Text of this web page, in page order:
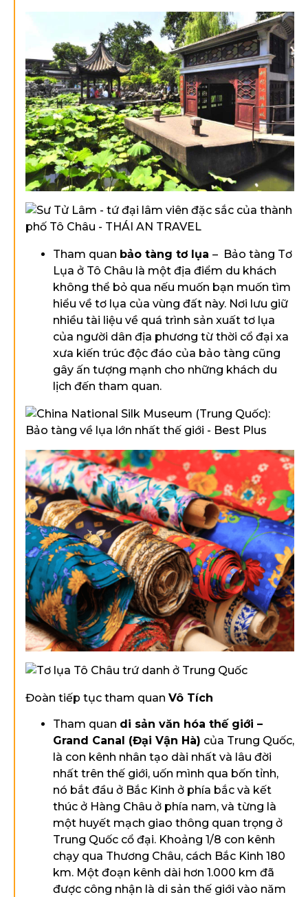
Tham quan bảo tàng tơ lụa – Bảo tàng Tơ
Lụa ở Tô Châu là một địa điểm du khách
không thể bỏ qua nếu muốn bạn muốn tìm
hiểu về tơ lụa của vùng đất này. Nơi lưu giữ
nhiều tài liệu về quá trình sản xuất tơ lụa
của người dân địa phương từ thời cổ đại xa
xưa kiến trúc độc đáo của bảo tàng cũng
gây ấn tượng mạnh cho những khách du
lịch đến tham quan.
Đoàn tiếp tục tham quan Vô Tích
Tham quan di sản văn hóa thế giới –
Grand Canal (Đại Vận Hà) của Trung Quốc,
là con kênh nhân tạo dài nhất và lâu đời
nhất trên thế giới, uốn mình qua bốn tỉnh,
nó bắt đầu ở Bắc Kinh ở phía bắc và kết
thúc ở Hàng Châu ở phía nam, và từng là
một huyết mạch giao thông quan trọng ở
Trung Quốc cổ đại. Khoảng 1/8 con kênh
chạy qua Thương Châu, cách Bắc Kinh 180
km. Một đoạn kênh dài hơn 1.000 km đã
được công nhận là di sản thế giới vào năm